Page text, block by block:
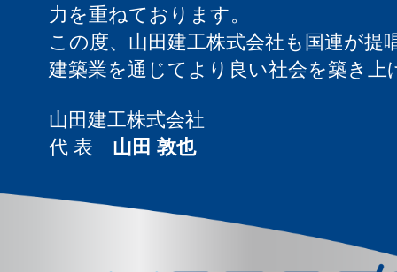
力を重ねております。
この度、山田建工株式会社も国連が提
建築業を通じてより良い社会を築き
山田建工株式会社
代 表 山田 敦也